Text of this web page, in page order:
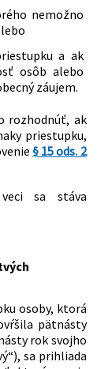
republiky č.
a
a dopĺňajú
a dopĺňa zákon
premávke a o
zákonov
a o zmene
rady č.
a dopĺňajú
a dopĺňa zákon
zákonov
a ktorým
zákony
a
nemožno
a ak
osôb alebo
záujem.
rozhodnúť, ak
priestupku,
§ 15 ods. 2
sa stáva
osoby, ktorá
pätnásty
rok svojho
sa prihliada